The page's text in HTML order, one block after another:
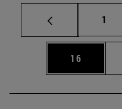
1
Página
16